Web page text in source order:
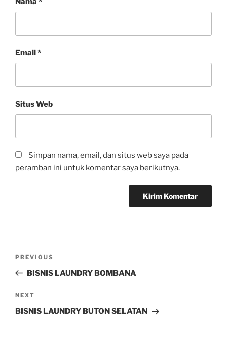
Email*
Situs Web
Simpan nama, email, dan situs web saya pada
peramban ini untuk komentar saya berikutnya.
PREVIOUS
BISNIS LAUNDRY BOMBANA
NEXT
BISNIS LAUNDRY BUTON SELATAN